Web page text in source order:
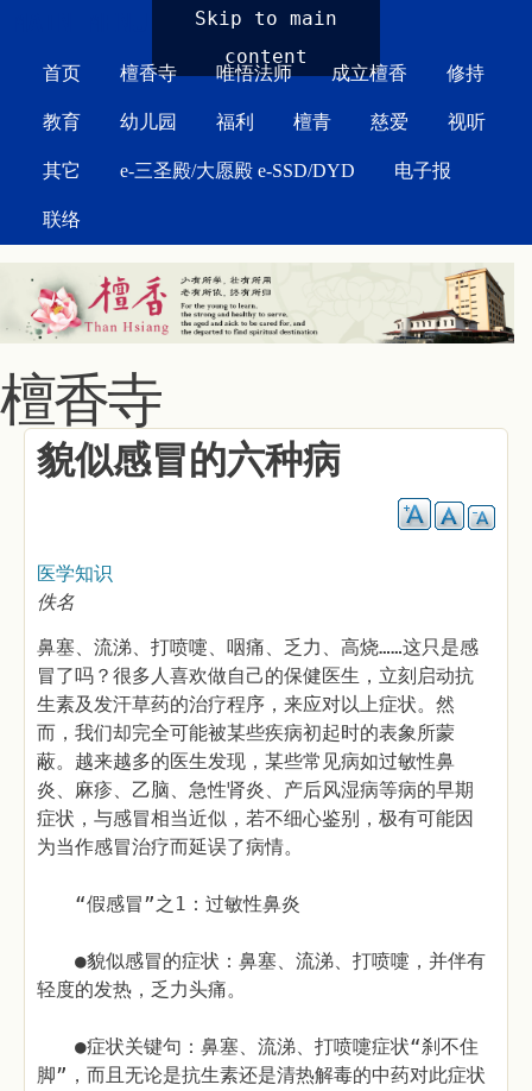
Skip to main
content
首页 檀香寺 唯悟法师 成立檀香 修持
教育 幼儿园 福利 檀青 慈爱 视听
其它 e-三圣殿/大愿殿 e-SSD/DYD 电子报
联络
檀香寺
貌似感冒的六种病
医学知识
佚名
鼻塞、流涕、打喷嚏、咽痛、乏力、高烧……这只是感
冒了吗？很多人喜欢做自己的保健医生，立刻启动抗
生素及发汗草药的治疗程序，来应对以上症状。然
而，我们却完全可能被某些疾病初起时的表象所蒙
蔽。越来越多的医生发现，某些常见病如过敏性鼻
炎、麻疹、乙脑、急性肾炎、产后风湿病等病的早期
症状，与感冒相当近似，若不细心鉴别，极有可能因
为当作感冒治疗而延误了病情。
“假感冒”之1：过敏性鼻炎
●貌似感冒的症状：鼻塞、流涕、打喷嚏，并伴有
轻度的发热，乏力头痛。
●症状关键句：鼻塞、流涕、打喷嚏症状“刹不住
脚”，而且无论是抗生素还是清热解毒的中药对此症状